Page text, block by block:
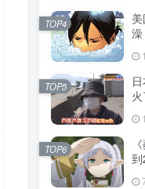
TOP4
TOP5
TOP6